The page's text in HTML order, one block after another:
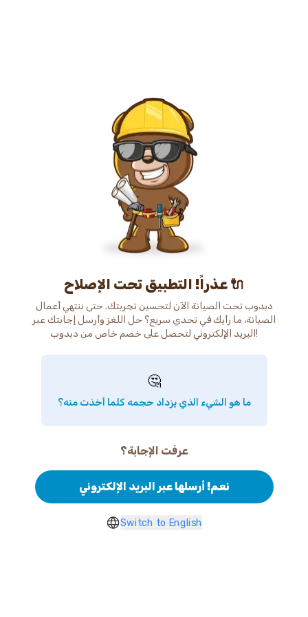
عذراً! التطبيق تحت الإصلاح 🔌
دبدوب تحت الصيانة الآن لتحسين تجربتك. حتى ننتهي أعمال
الصيانة، ما رأيك في تحدي سريع؟ حل اللغز وأرسل إجابتك عبر
البريد الإلكتروني لتحصل على خصم خاص من دبدوب!
🤔
ما هو الشيء الذي يزداد حجمه كلما أخذت منه؟
عرفت الإجابة؟
نعم! أرسلها عبر البريد الإلكتروني
Switch to English